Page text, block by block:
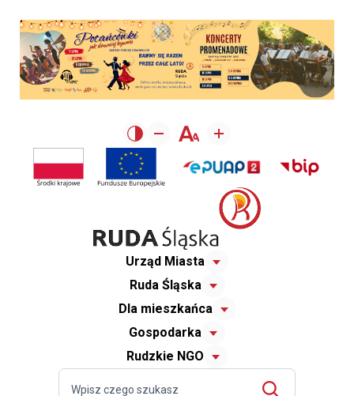
Urząd Miasta
Ruda Śląska
Dla mieszkańca
Gospodarka
Rudzkie NGO